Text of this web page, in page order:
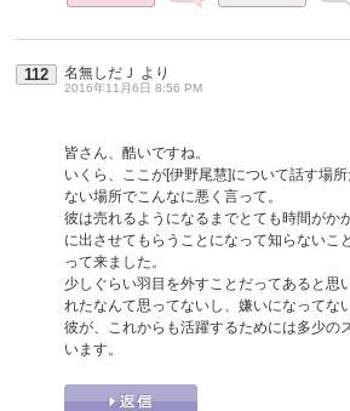
112 名無しだＪ より
2016年11月6日 8:56 PM
皆さん、酷いですね。
いくら、ここが[伊野尾慧]について話す場
ない場所でこんなに悪く言って。
彼は売れるようになるまでとても時間がか
に出させてもらうことになって知らないこ
って来ました。
少しぐらい羽目を外すことだってあると思
れたなんて思ってないし、嫌いになってな
彼が、これからも活躍するためには多少の
います。